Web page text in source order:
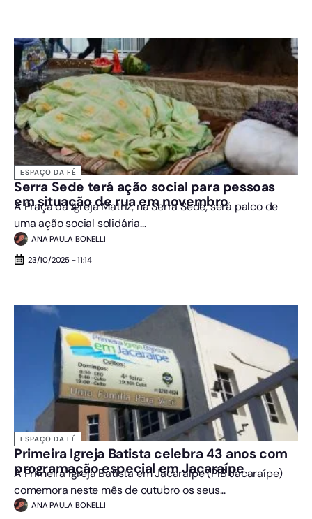
ESPAÇO DA FÉ
Serra Sede terá ação social para pessoas
em situação de rua em novembro
A Praça da Igreja Matriz, na Serra Sede, será palco de
uma ação social solidária...
ANA PAULA BONELLI
23/10/2025 - 11:14
ESPAÇO DA FÉ
Primeira Igreja Batista celebra 43 anos com
programação especial em Jacaraípe
A Primeira Igreja Batista em Jacaraípe (PIB Jacaraípe)
comemora neste mês de outubro os seus...
ANA PAULA BONELLI